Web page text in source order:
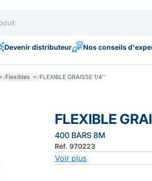
Devenir distributeur Nos conseils
/Flexibles /FLEXIBLE GRAISSE 1/4''
FLEXIBLE
400 BARS 8M
Réf. 970223
Voir plus